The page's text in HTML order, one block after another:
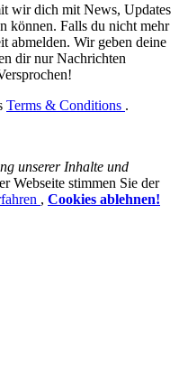
wir dich mit News, Updates
können. Falls du nicht mehr
abmelden. Wir geben deine
dir nur Nachrichten
Terms & Conditions .
unserer Inhalte und
Webseite stimmen Sie der
, Cookies ablehnen!